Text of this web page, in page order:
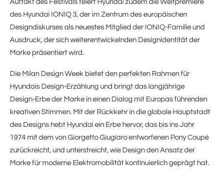
Auftakt des Festivals feiert Hyundai zudem die Weltpremiere
des Hyundai IONIQ 3, der im Zentrum des europäischen
Designdiskurses als neuestes Mitglied der IONIQ-Familie und
Ausdruck, der sich weiterentwickelnden Designidentität der
Marke präsentiert wird.
Die Milan Design Week bietet den perfekten Rahmen für
Hyundais Design-Erzählung und bringt das langjährige
Design-Erbe der Marke in einen Dialog mit Europas führenden
kreativen Stimmen. Mit der Rückkehr in die globale Hauptstadt
des Designs hebt Hyundai ein Erbe hervor, das bis ins Jahr
1974 mit dem von Giorgetto Giugiaro entworfenen Pony Coupé
zurückreicht, und unterstreicht, wie Design den Ansatz der
Marke für moderne Elektromobilität kontinuierlich geprägt hat.